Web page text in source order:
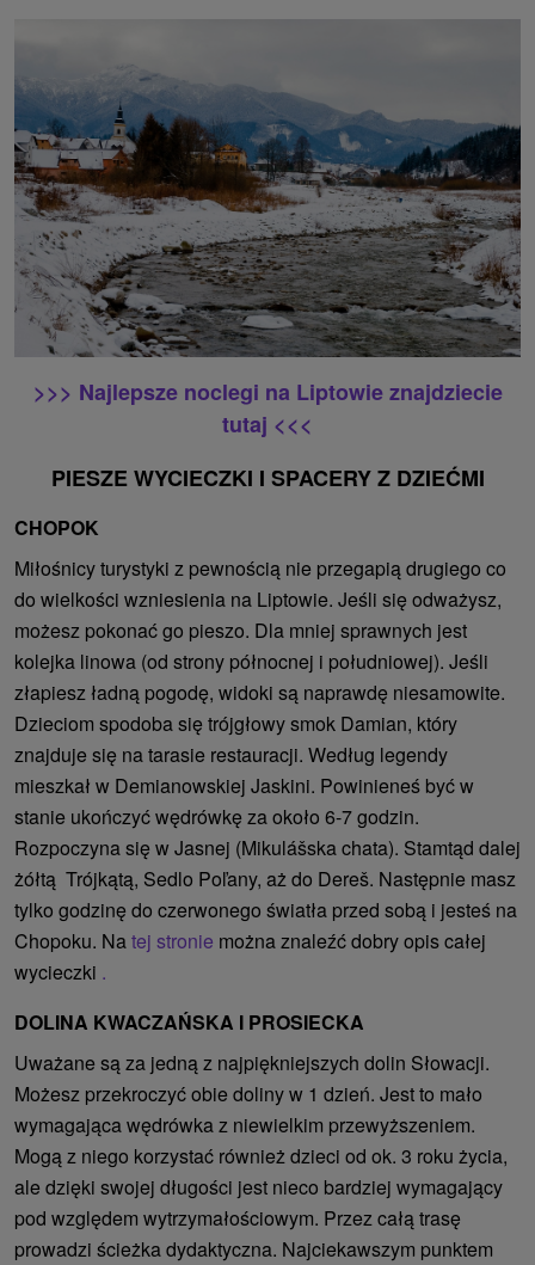
>>> Najlepsze noclegi na Liptowie znajdziecie
tutaj <<<
PIESZE WYCIECZKI I SPACERY Z DZIEĆMI
CHOPOK
Miłośnicy turystyki z pewnością nie przegapią drugiego co
do wielkości wzniesienia na Liptowie. Jeśli się odważysz,
możesz pokonać go pieszo. Dla mniej sprawnych jest
kolejka linowa (od strony północnej i południowej). Jeśli
złapiesz ładną pogodę, widoki są naprawdę niesamowite.
Dzieciom spodoba się trójgłowy smok Damian, który
znajduje się na tarasie restauracji. Według legendy
mieszkał w Demianowskiej Jaskini. Powinieneś być w
stanie ukończyć wędrówkę za około 6-7 godzin.
Rozpoczyna się w Jasnej (Mikulášska chata). Stamtąd dalej
żółtą Trójkątą, Sedlo Poľany, aż do Dereš. Następnie masz
tylko godzinę do czerwonego światła przed sobą i jesteś na
Chopoku. Natej stronie można znaleźć dobry opis całej
wycieczki .
DOLINA KWACZAŃSKA I PROSIECKA
Uważane są za jedną z najpiękniejszych dolin Słowacji.
Możesz przekroczyć obie doliny w 1 dzień. Jest to mało
wymagająca wędrówka z niewielkim przewyższeniem.
Mogą z niego korzystać również dzieci od ok. 3 roku życia,
ale dzięki swojej długości jest nieco bardziej wymagający
pod względem wytrzymałościowym. Przez całą trasę
prowadzi ścieżka dydaktyczna. Najciekawszym punktem